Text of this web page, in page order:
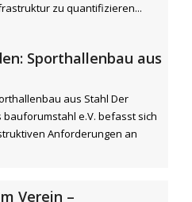
zu quantifizieren...
Sporthallenbau aus
aus Stahl Der
e.V. befasst sich
Anforderungen an
Verein –